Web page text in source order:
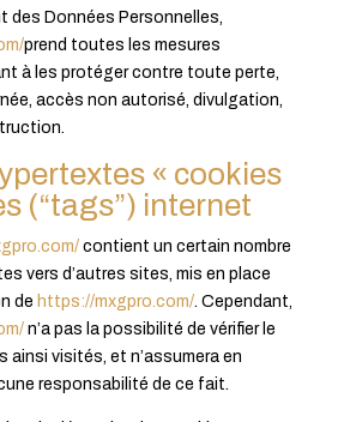
des Données Personnelles,
prend toutes les mesures
à les protéger contre toute perte,
accès non autorisé, divulgation,
« cookies
(“tags”) internet
contient un certain nombre
vers d’autres sites, mis en place
de https://mxgpro.com/. Cependant,
n’a pas la possibilité de vérifier le
visités, et n’assumera en
responsabilité de ce fait.